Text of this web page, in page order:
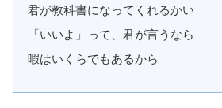
君が教科書になってくれるかい
「いいよ」って、君が言うなら
暇はいくらでもあるから